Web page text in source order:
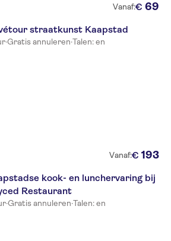
Vanaf:€ 69
straatkunst Kaapstad
·Gratis annuleren·Talen: en
Vanaf:€ 193
kook- en lunchervaring bij
Restaurant
·Gratis annuleren·Talen: en